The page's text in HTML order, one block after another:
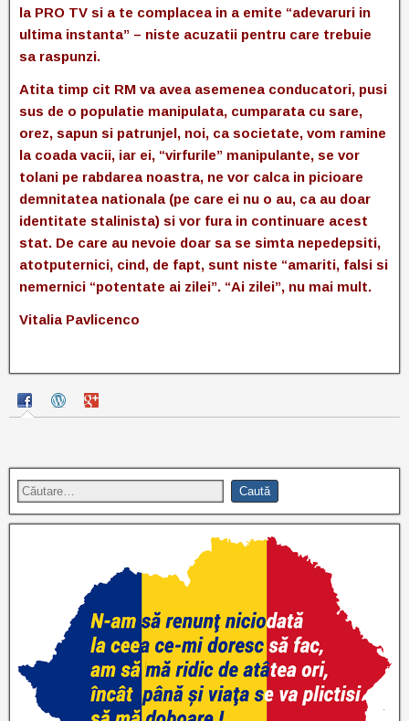
la PRO TV si a te complacea in a emite “adevaruri in
ultima instanta” – niste acuzatii pentru care trebuie
sa raspunzi.
Atita timp cit RM va avea asemenea conducatori, pusi
sus de o populatie manipulata, cumparata cu sare,
orez, sapun si patrunjel, noi, ca societate, vom ramine
la coada vacii, iar ei, “virfurile” manipulante, se vor
tolani pe rabdarea noastra, ne vor calca in picioare
demnitatea nationala (pe care ei nu o au, ca au doar
identitate stalinista) si vor fura in continuare acest
stat. De care au nevoie doar sa se simta nepedepsiti,
atotputernici, cind, de fapt, sunt niste “amariti, falsi si
nemernici “potentate ai zilei”. “Ai zilei”, nu mai mult.
Vitalia Pavlicenco